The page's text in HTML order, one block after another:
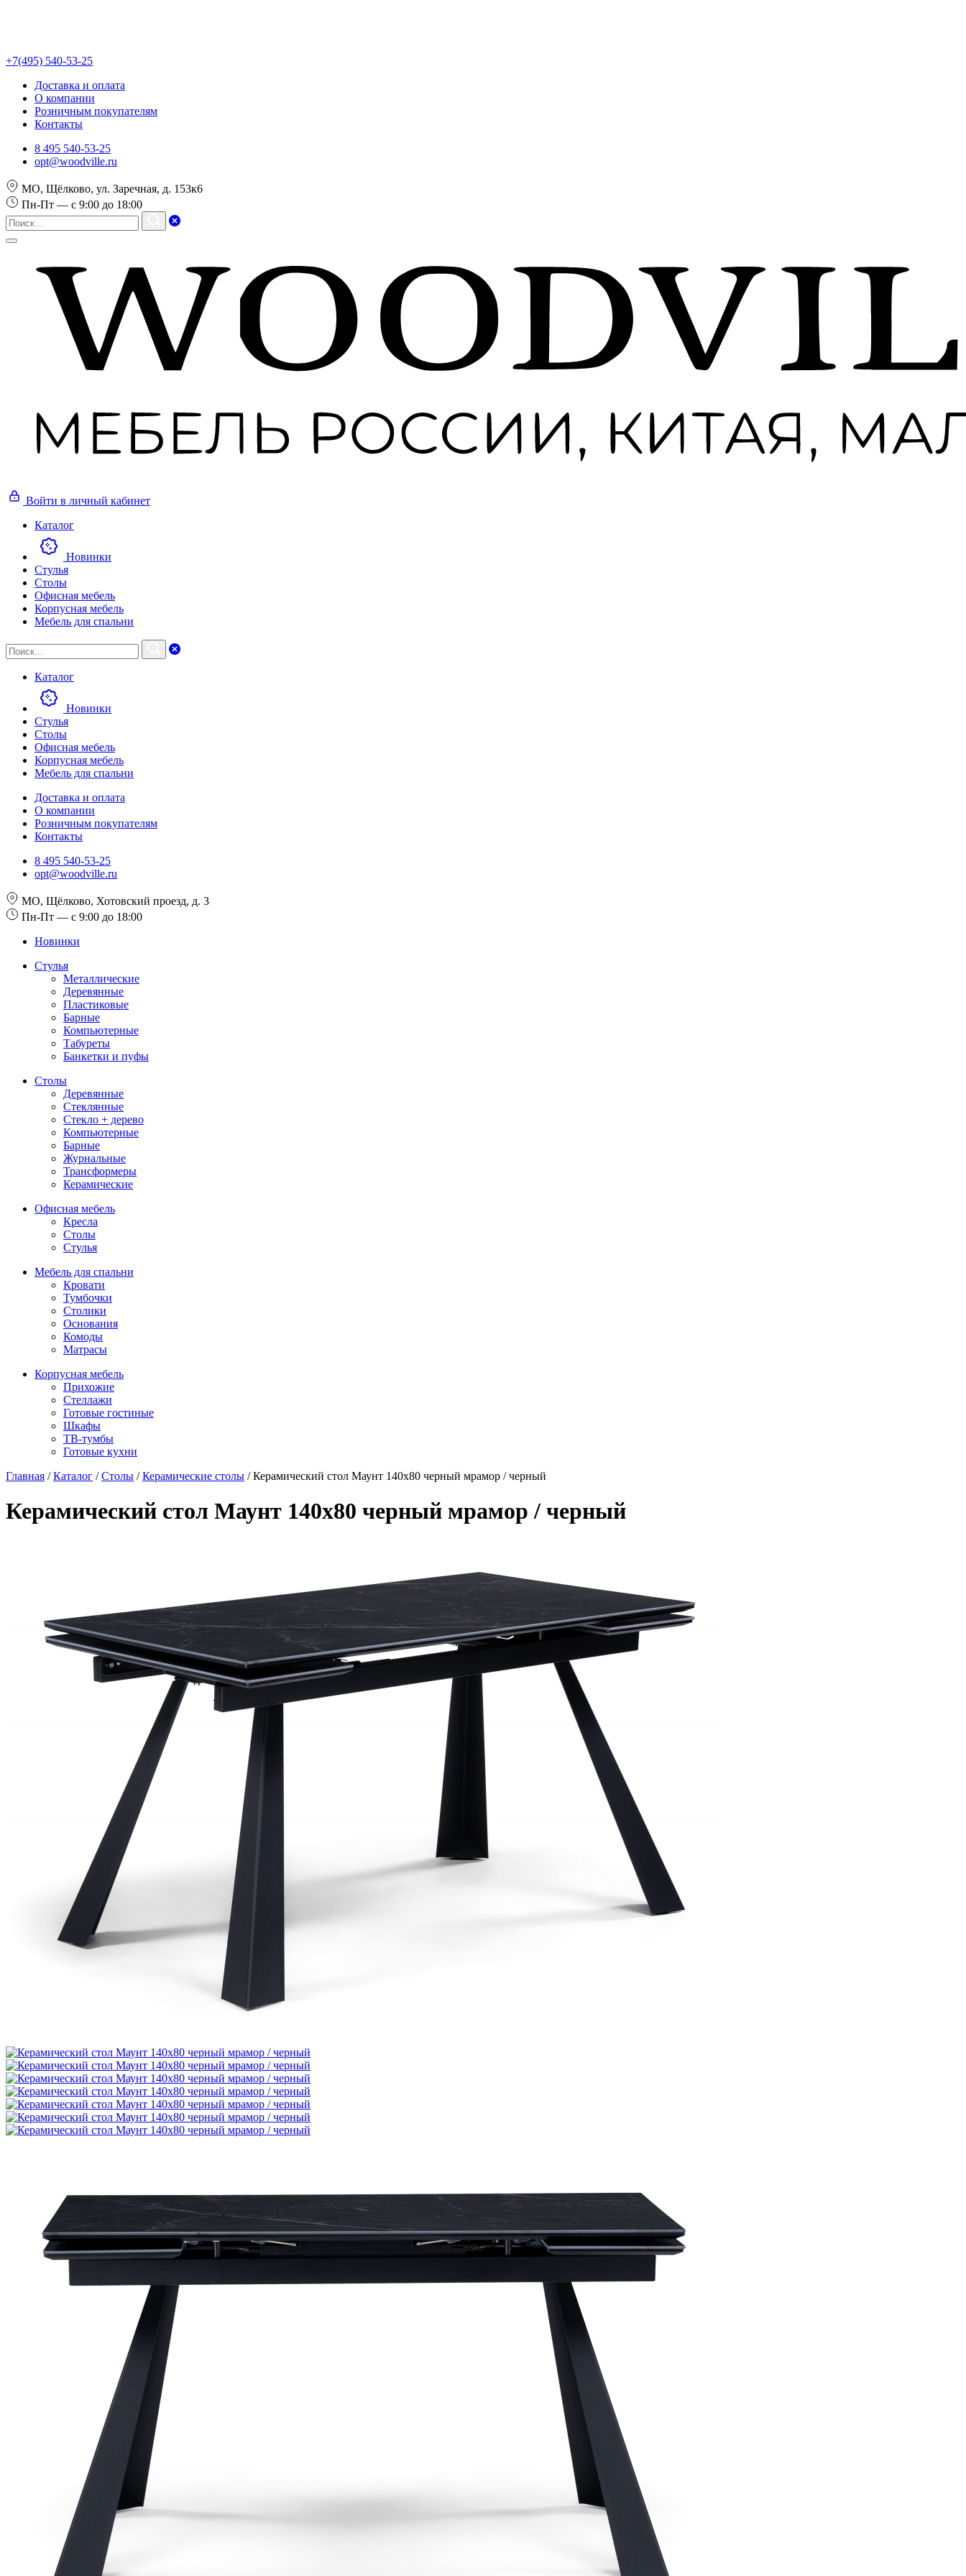
+7(495) 540-53-25
Доставка и оплата
О компании
Розничным покупателям
Контакты
8 495 540-53-25
opt@woodville.ru
МО, Щёлково, ул. Заречная, д. 153к6
Пн-Пт — с 9:00 до 18:00
Войти в личный кабинет
Каталог
Новинки
Стулья
Столы
Офисная мебель
Корпусная мебель
Мебель для спальни
Каталог
Новинки
Стулья
Столы
Офисная мебель
Корпусная мебель
Мебель для спальни
Доставка и оплата
О компании
Розничным покупателям
Контакты
8 495 540-53-25
opt@woodville.ru
МО, Щёлково, Хотовский проезд, д. 3
Пн-Пт — с 9:00 до 18:00
Новинки
Стулья
Металлические
Деревянные
Пластиковые
Барные
Компьютерные
Табуреты
Банкетки и пуфы
Столы
Деревянные
Стеклянные
Стекло + дерево
Компьютерные
Барные
Журнальные
Трансформеры
Керамические
Офисная мебель
Кресла
Столы
Стулья
Мебель для спальни
Кровати
Тумбочки
Столики
Основания
Комоды
Матрасы
Корпусная мебель
Прихожие
Стеллажи
Готовые гостиные
Шкафы
ТВ-тумбы
Готовые кухни
Главная /Каталог /Столы /Керамические столы /Керамический стол Маунт 140x80 черный мрамор / черный
Керамический стол Маунт 140x80 черный мрамор / черный